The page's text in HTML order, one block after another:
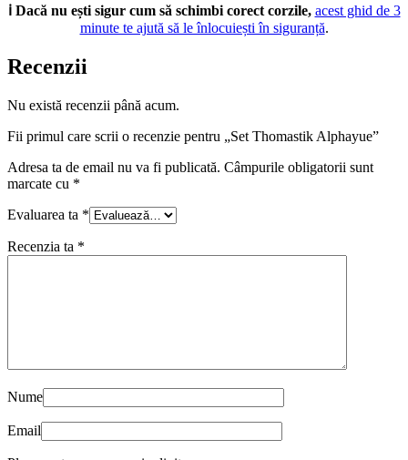
ℹ️ Dacă nu ești sigur cum să schimbi corect corzile, acest ghid de 3
minute te ajută să le înlocuiești în siguranță.
Recenzii
Nu există recenzii până acum.
Fii primul care scrii o recenzie pentru „Set Thomastik Alphayue”
Adresa ta de email nu va fi publicată. Câmpurile obligatorii sunt
marcate cu *
Evaluarea ta *
Recenzia ta *
Nume
Email